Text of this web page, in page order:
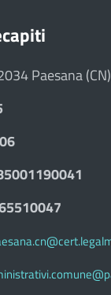
Paesana (CN)